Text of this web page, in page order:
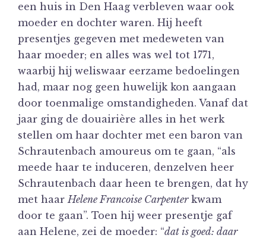
een huis in Den Haag verbleven waar ook
moeder en dochter waren. Hij heeft
presentjes gegeven met medeweten van
haar moeder; en alles was wel tot 1771,
waarbij hij weliswaar eerzame bedoelingen
had, maar nog geen huwelijk kon aangaan
door toenmalige omstandigheden. Vanaf dat
jaar ging de douairière alles in het werk
stellen om haar dochter met een baron van
Schrautenbach amoureus om te gaan, “als
meede haar te induceren, denzelven heer
Schrautenbach daar heen te brengen, dat hy
met haar Helene Francoise Carpenterkwam
door te gaan”. Toen hij weer presentje gaf
aan Helene, zei de moeder: “dat is goed: daar